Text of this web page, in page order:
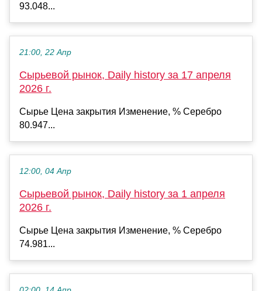
93.048...
21:00, 22 Апр
Сырьевой рынок, Daily history за 17 апреля
2026 г.
Сырье Цена закрытия Изменение, % Серебро
80.947...
12:00, 04 Апр
Сырьевой рынок, Daily history за 1 апреля
2026 г.
Сырье Цена закрытия Изменение, % Серебро
74.981...